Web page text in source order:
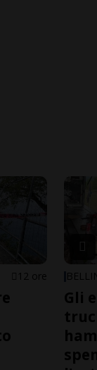
12 ore
Gli